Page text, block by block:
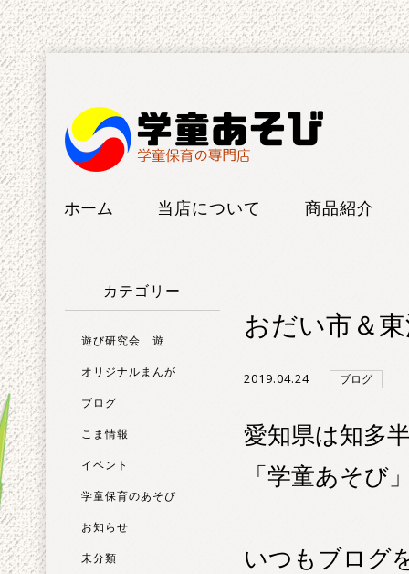
ホーム 当店について
FAQ
商品紹介
ボードゲー
おだい市＆
2019.04.24 ブログ
愛知県は知多
「学童あそび
いつもブログ
カテゴリー
遊び研究会 遊
オリジナルまんが
ブログ
こま情報
イベント
学童保育のあそび
お知らせ
未分類